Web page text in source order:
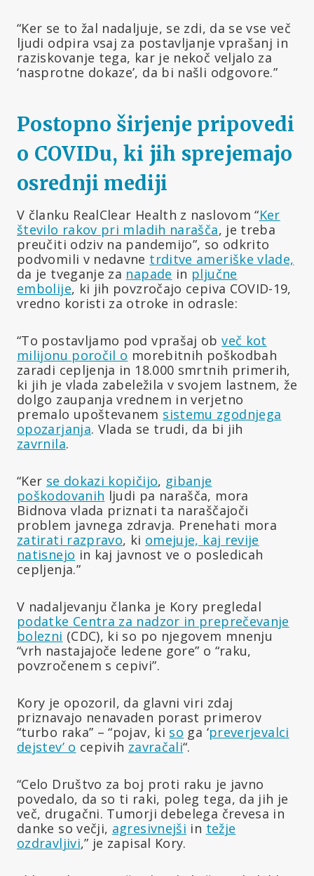
“Ker se to žal nadaljuje, se zdi, da se vse več
ljudi odpira vsaj za postavljanje vprašanj in
raziskovanje tega, kar je nekoč veljalo za
‘nasprotne dokaze’, da bi našli odgovore.”
Postopno širjenje pripovedi
o COVIDu, ki jih sprejemajo
osrednji mediji
V članku RealClear Health z naslovom “Ker
število rakov pri mladih narašča, je treba
preučiti odziv na pandemijo”, so odkrito
podvomili v nedavne trditve ameriške vlade,
da je tveganje za napade in pljučne
embolije, ki jih povzročajo cepiva COVID-19,
vredno koristi za otroke in odrasle:
“To postavljamo pod vprašaj obveč kot
milijonu poročil o morebitnih poškodbah
zaradi cepljenja in 18.000 smrtnih primerih,
ki jih je vlada zabeležila v svojem lastnem, že
dolgo zaupanja vrednem in verjetno
premalo upoštevanem sistemu zgodnjega
opozarjanja. Vlada se trudi, da bi jih
zavrnila.
“Ker se dokazi kopičijo, gibanje
poškodovanih ljudi pa narašča, mora
Bidnova vlada priznati ta naraščajoči
problem javnega zdravja. Prenehati mora
zatirati razpravo, ki omejuje, kaj revije
natisnejo in kaj javnost ve o posledicah
cepljenja.”
V nadaljevanju članka je Kory pregledal
podatke Centra za nadzor in preprečevanje
bolezni (CDC), ki so po njegovem mnenju
“vrh nastajajoče ledene gore” o “raku,
povzročenem s cepivi”.
Kory je opozoril, da glavni viri zdaj
priznavajo nenavaden porast primerov
“turbo raka” – “pojav, ki so ga ‘preverjevalci
dejstev’ o cepivih zavračali“.
“Celo Društvo za boj proti raku je javno
povedalo, da so ti raki, poleg tega, da jih je
več, drugačni. Tumorji debelega črevesa in
danke so večji, agresivnejši in težje
ozdravljivi,” je zapisal Kory.